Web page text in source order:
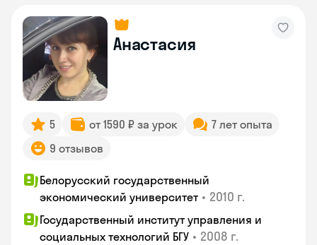
Анастасия
5 от 1590 ₽ за урок
7 лет опыта
9 отзывов
Белорусский государственный
экономический университет • 2010 г.
Государственный институт управления и
социальных технологий БГУ • 2008 г.